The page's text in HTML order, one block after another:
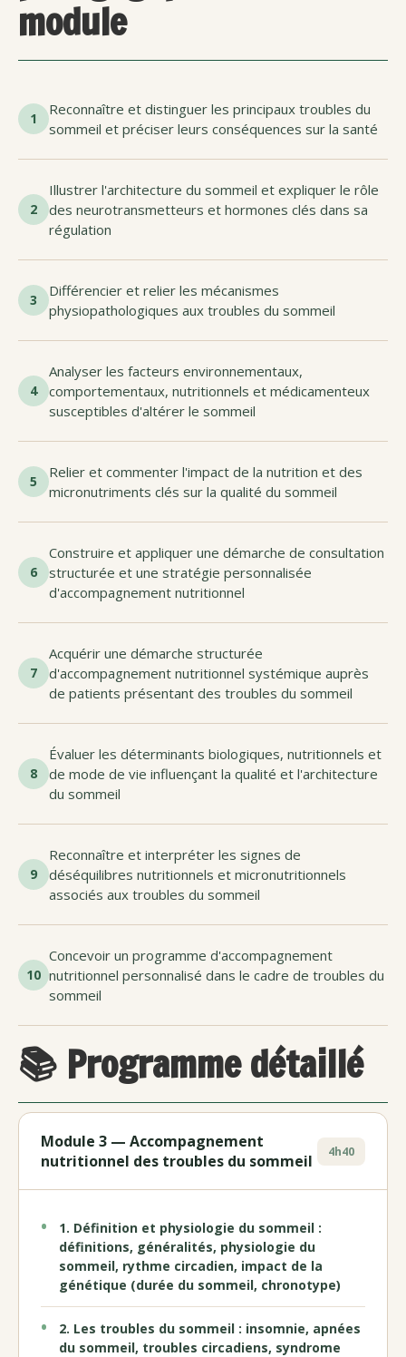
module
1
Reconnaître et distinguer les principaux troubles du
sommeil et préciser leurs conséquences sur la santé
2
Illustrer l'architecture du sommeil et expliquer le rôle
des neurotransmetteurs et hormones clés dans sa
régulation
3
Différencier et relier les mécanismes
physiopathologiques aux troubles du sommeil
4
Analyser les facteurs environnementaux,
comportementaux, nutritionnels et médicamenteux
susceptibles d'altérer le sommeil
5
Relier et commenter l'impact de la nutrition et des
micronutriments clés sur la qualité du sommeil
6
Construire et appliquer une démarche de consultation
structurée et une stratégie personnalisée
d'accompagnement nutritionnel
7
Acquérir une démarche structurée
d'accompagnement nutritionnel systémique auprès
de patients présentant des troubles du sommeil
8
Évaluer les déterminants biologiques, nutritionnels et
de mode de vie influençant la qualité et l'architecture
du sommeil
9
Reconnaître et interpréter les signes de
déséquilibres nutritionnels et micronutritionnels
associés aux troubles du sommeil
10
Concevoir un programme d'accompagnement
nutritionnel personnalisé dans le cadre de troubles du
sommeil
📚 Programme détaillé
Module 3 — Accompagnement
nutritionnel des troubles du sommeil
4h40
1. Définition et physiologie du sommeil :
définitions, généralités, physiologie du
sommeil, rythme circadien, impact de la
génétique (durée du sommeil, chronotype)
2. Les troubles du sommeil : insomnie, apnées
du sommeil, troubles circadiens, syndrome